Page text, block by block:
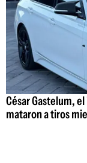
César Gastelum,
mataron a tiros